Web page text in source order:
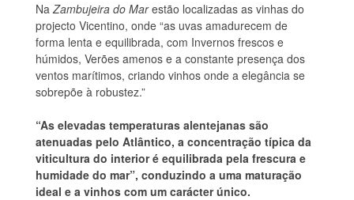
NaZambujeira do Marestão localizadas as vinhas do
projecto Vicentino, onde “as uvas amadurecem de
forma lenta e equilibrada, com Invernos frescos e
húmidos, Verões amenos e a constante presença dos
ventos marítimos, criando vinhos onde a elegância se
sobrepõe à robustez.”
“As elevadas temperaturas alentejanas são
atenuadas pelo Atlântico, a concentração típica da
viticultura do interior é equilibrada pela frescura e
humidade do mar”, conduzindo a uma maturação
ideal e a vinhos com um carácter único.